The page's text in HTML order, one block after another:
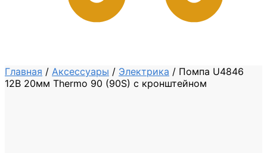
Главная / Аксессуары / Электрика / Помпа U4846
12В 20мм Thermo 90 (90S) с кронштейном